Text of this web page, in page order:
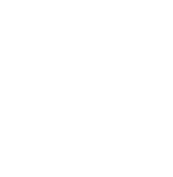
Смотрите нас в